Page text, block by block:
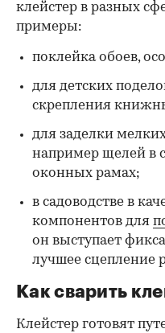
клейстер в разных
примеры:
поклейка обоев,
для детских
скрепления
для заделки
например щелей в
оконных рамах;
в садоводстве в
компонентов для
он выступает
лучшее сцепление
Как сварить
Клейстер готовят